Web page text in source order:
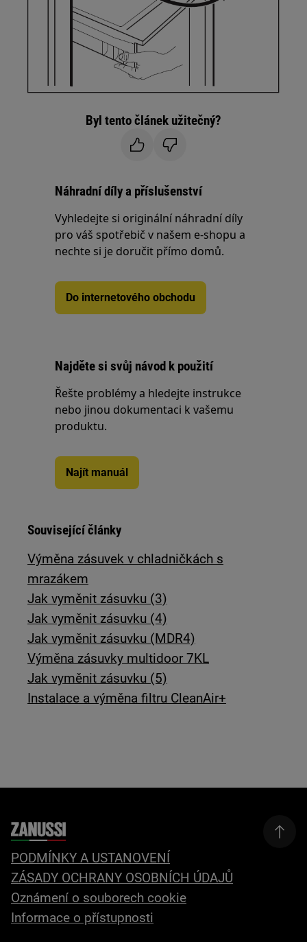
Byl tento článek užitečný?
Náhradní díly a příslušenství
Vyhledejte si originální náhradní díly
pro váš spotřebič v našem e-shopu a
nechte si je doručit přímo domů.
Do internetového obchodu
Najděte si svůj návod k použití
Řešte problémy a hledejte instrukce
nebo jinou dokumentaci k vašemu
produktu.
Najít manuál
Související články
Výměna zásuvek v chladničkách s
mrazákem
Jak vyměnit zásuvku (3)
Jak vyměnit zásuvku (4)
Jak vyměnit zásuvku (MDR4)
Výměna zásuvky multidoor 7KL
Jak vyměnit zásuvku (5)
Instalace a výměna filtru CleanAir+
PODMÍNKY A USTANOVENÍ
ZÁSADY OCHRANY OSOBNÍCH ÚDAJŮ
Oznámení o souborech cookie
Informace o přístupnosti